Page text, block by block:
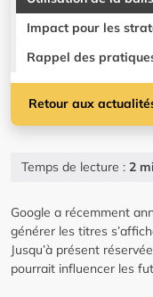
Impact pour les
Rappel des
Retour aux
Temps de lecture : 2
Google a récemment
générer les titres
Jusqu’à présent
pourrait influencer les